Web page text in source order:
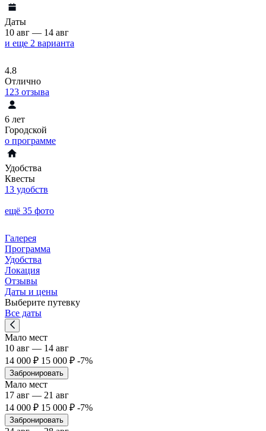
Даты
10 авг — 14 авг
и еще 2 варианта
4.8
Отлично
123 отзыва
6 лет
Городской
о программе
Удобства
Квесты
13 удобств
ещё 35 фото
Галерея
Программа
Удобства
Локация
Отзывы
Даты и цены
Выберите путевку
Все даты
Мало мест
10 авг — 14 авг
14 000 ₽ 15 000 ₽ -7%
Забронировать
Мало мест
17 авг — 21 авг
14 000 ₽ 15 000 ₽ -7%
Забронировать